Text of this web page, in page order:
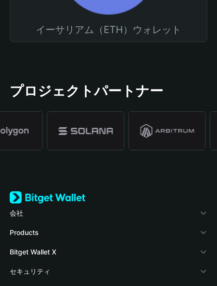
イーサリアム（ETH）ウォレット
プロジェクトパートナー
会社
Bitget Walletについて
ブログ
アカデミー
Products
Crypto Card
Stablecoin Earn
Bitget Wallet X
デベロッパー
セキュリティ